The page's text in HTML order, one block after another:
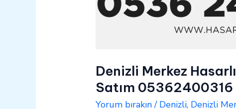
Denizli Merkez
Satım 05362400316
Yorum bırakın / Denizli, Denizli